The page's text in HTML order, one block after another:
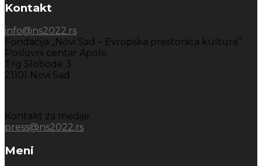
Kontakt
info@ns2022.rs
Fondacija „Novi Sad – Evropska prestonica kulture”
Poslovni centar Apolo
Trg Slobode 3
21101 Novi Sad
Kontakt za medije:
press@ns2022.rs
Meni